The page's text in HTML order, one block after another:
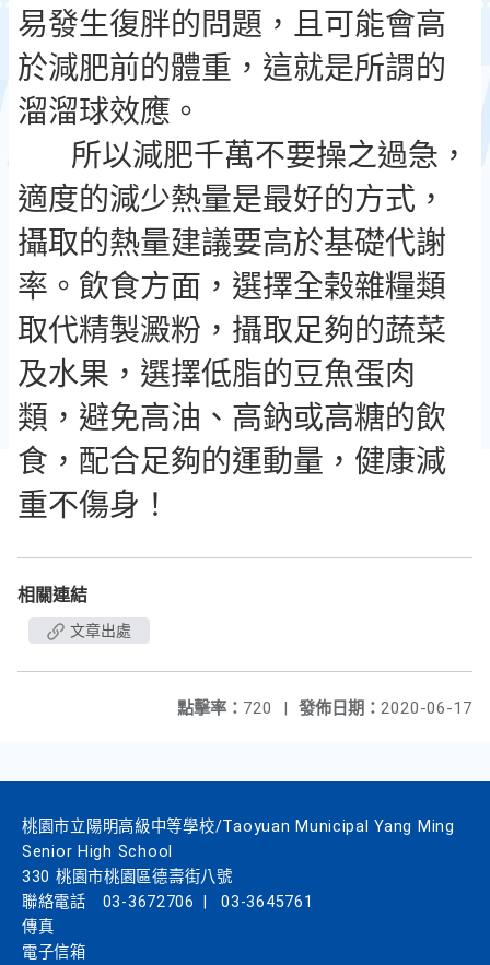
易發生復胖的問題，且可能會高
於減肥前的體重，這就是所謂的
溜溜球效應。
所以減肥千萬不要操之過急，
適度的減少熱量是最好的方式，
攝取的熱量建議要高於基礎代謝
率。飲食方面，選擇全榖雜糧類
取代精製澱粉，攝取足夠的蔬菜
及水果，選擇低脂的豆魚蛋肉
類，避免高油、高鈉或高糖的飲
食，配合足夠的運動量，健康減
重不傷身！
相關連結
文章出處
發佈日期： 2020-06-17
點擊率： 720 |
桃園市立陽明高級中等學校/Taoyuan Municipal Yang Ming
Senior High School
330 桃園市桃園區德壽街八號
聯絡電話
03-3672706
03-3645761
傳真
電子信箱